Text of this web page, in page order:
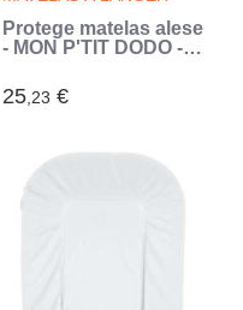
Protege matelas alese
- MON P'TIT DODO -
pvc - Antimicrobien -
60x120 cm (Blanc)
25,23 €